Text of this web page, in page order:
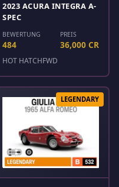
2023 ACURA INTEGRA A-
SPEC
BEWERTUNG
484
PREIS
36,000 CR
HOT HATCHFWD
LEGENDARY